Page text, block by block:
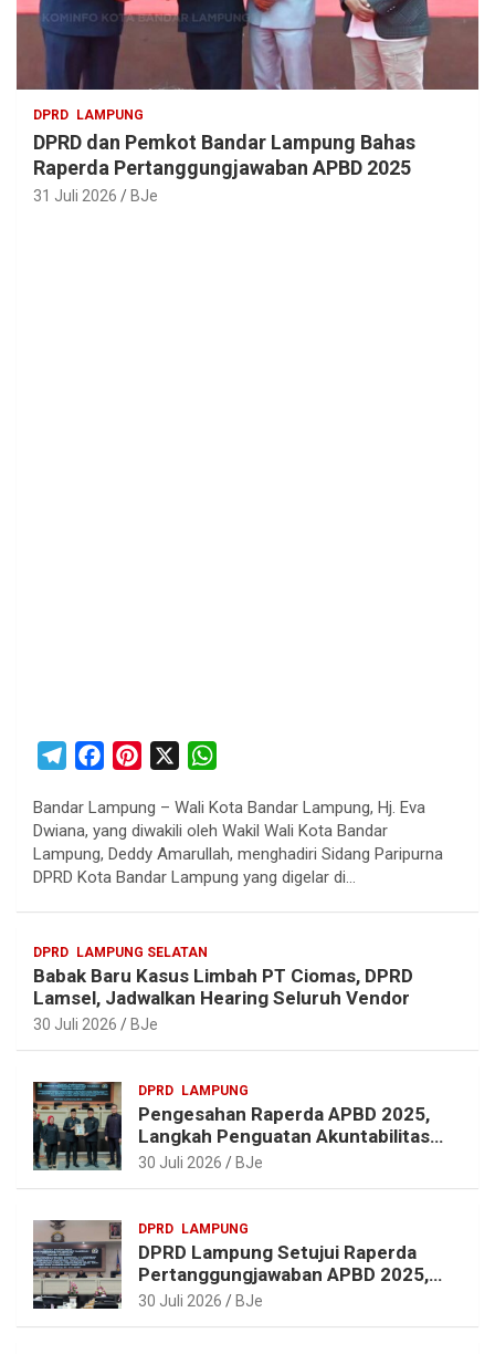
DPRD LAMPUNG
DPRD dan Pemkot Bandar Lampung Bahas
Raperda Pertanggungjawaban APBD 2025
31 Juli 2026 BJe
l
e
g
m
c
e
b
k
n
t
e
s
t
a
s
Bandar Lampung – Wali Kota Bandar Lampung, Hj. Eva
Dwiana, yang diwakili oleh Wakil Wali Kota Bandar
Lampung, Deddy Amarullah, menghadiri Sidang Paripurna
DPRD Kota Bandar Lampung yang digelar di…
DPRD LAMPUNG SELATAN
Babak Baru Kasus Limbah PT Ciomas, DPRD
Lamsel, Jadwalkan Hearing Seluruh Vendor
30 Juli 2026 BJe
DPRD LAMPUNG
Pengesahan Raperda APBD 2025,
Langkah Penguatan Akuntabilitas
dan Pembangunan Lampung
30 Juli 2026 BJe
DPRD LAMPUNG
DPRD Lampung Setujui Raperda
Pertanggungjawaban APBD 2025,
Beri Sejumlah Rekomendasi
30 Juli 2026 BJe